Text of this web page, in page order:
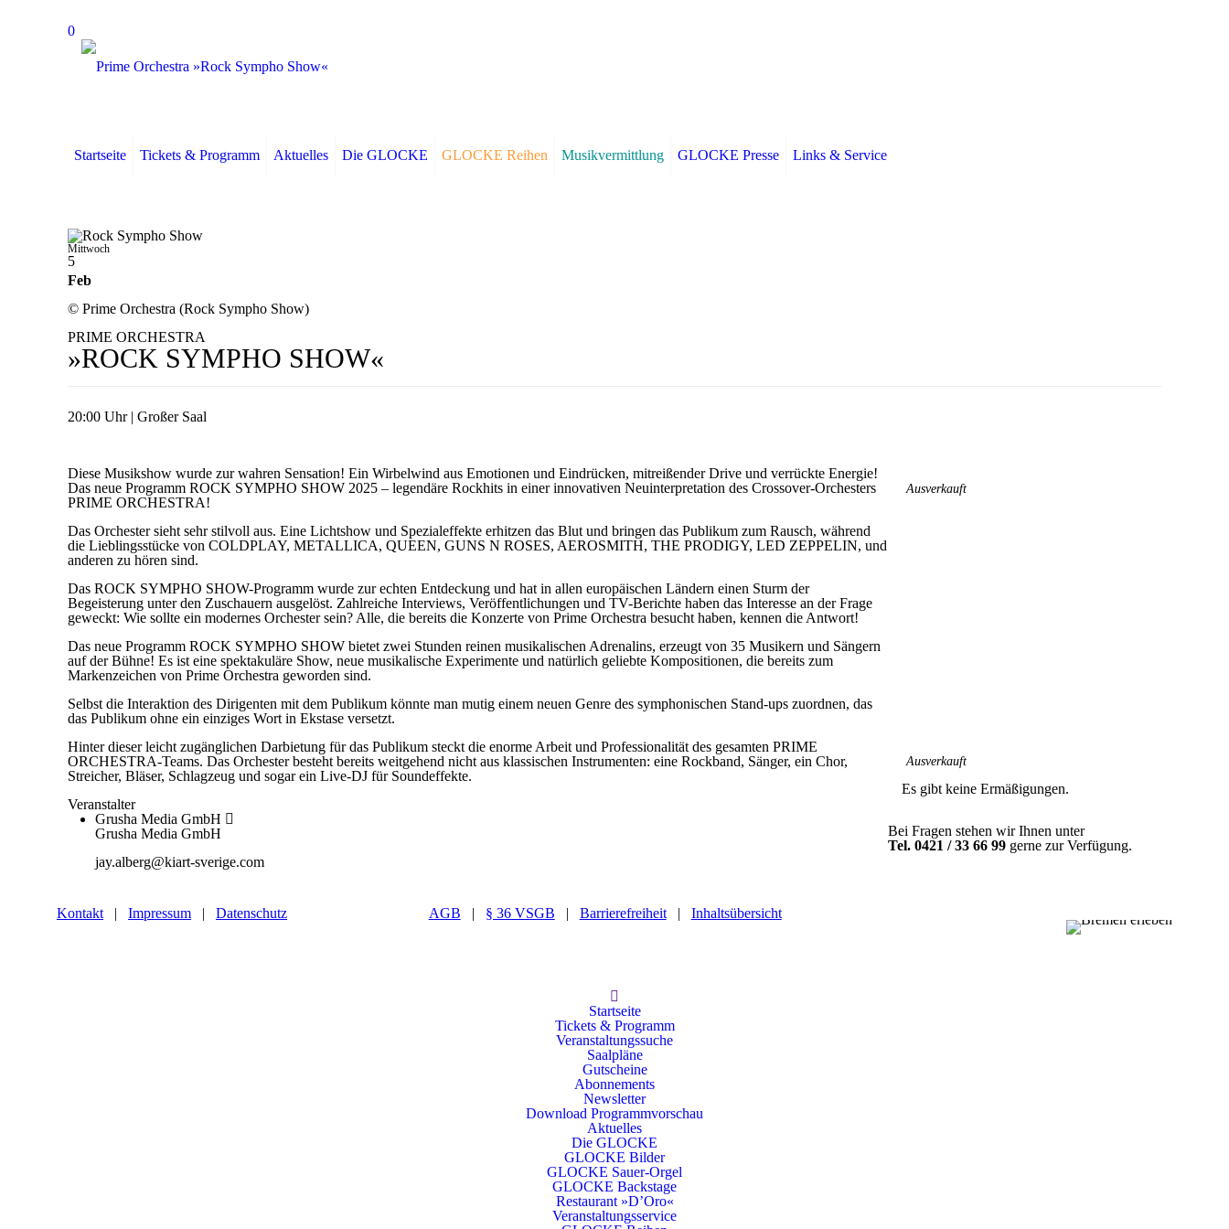
0
Startseite Tickets & Programm Aktuelles Die GLOCKE GLOCKE Reihen Musikvermittlung GLOCKE Presse Links & Service
Mittwoch
5
Feb
© Prime Orchestra (Rock Sympho Show)
PRIME ORCHESTRA
»ROCK SYMPHO SHOW«
20:00 Uhr | Großer Saal
Diese Musikshow wurde zur wahren Sensation! Ein Wirbelwind aus Emotionen und Eindrücken, mitreißender Drive und verrückte Energie!
Das neue Programm ROCK SYMPHO SHOW 2025 – legendäre Rockhits in einer innovativen Neuinterpretation des Crossover-Orchesters
PRIME ORCHESTRA!
Das Orchester sieht sehr stilvoll aus. Eine Lichtshow und Spezialeffekte erhitzen das Blut und bringen das Publikum zum Rausch, während
die Lieblingsstücke von COLDPLAY, METALLICA, QUEEN, GUNS N ROSES, AEROSMITH, THE PRODIGY, LED ZEPPELIN, und
anderen zu hören sind.
Das ROCK SYMPHO SHOW-Programm wurde zur echten Entdeckung und hat in allen europäischen Ländern einen Sturm der
Begeisterung unter den Zuschauern ausgelöst. Zahlreiche Interviews, Veröffentlichungen und TV-Berichte haben das Interesse an der Frage
geweckt: Wie sollte ein modernes Orchester sein? Alle, die bereits die Konzerte von Prime Orchestra besucht haben, kennen die Antwort!
Das neue Programm ROCK SYMPHO SHOW bietet zwei Stunden reinen musikalischen Adrenalins, erzeugt von 35 Musikern und Sängern
auf der Bühne! Es ist eine spektakuläre Show, neue musikalische Experimente und natürlich geliebte Kompositionen, die bereits zum
Markenzeichen von Prime Orchestra geworden sind.
Selbst die Interaktion des Dirigenten mit dem Publikum könnte man mutig einem neuen Genre des symphonischen Stand-ups zuordnen, das
das Publikum ohne ein einziges Wort in Ekstase versetzt.
Hinter dieser leicht zugänglichen Darbietung für das Publikum steckt die enorme Arbeit und Professionalität des gesamten PRIME
ORCHESTRA-Teams. Das Orchester besteht bereits weitgehend nicht aus klassischen Instrumenten: eine Rockband, Sänger, ein Chor,
Streicher, Bläser, Schlagzeug und sogar ein Live-DJ für Soundeffekte.
Veranstalter
Grusha Media GmbH
Grusha Media GmbH
jay.alberg@kiart-sverige.com
Ausverkauft
Ausverkauft
Es gibt keine Ermäßigungen.
Bei Fragen stehen wir Ihnen unter
Tel. 0421 / 33 66 99 gerne zur Verfügung.
Kontakt | Impressum | Datenschutz AGB | § 36 VSGB | Barrierefreiheit| Inhaltsübersicht
Startseite
Tickets & Programm
Veranstaltungssuche
Saalpläne
Gutscheine
Abonnements
Newsletter
Download Programmvorschau
Aktuelles
Die GLOCKE
GLOCKE Bilder
GLOCKE Sauer-Orgel
GLOCKE Backstage
Restaurant »D’Oro«
Veranstaltungsservice